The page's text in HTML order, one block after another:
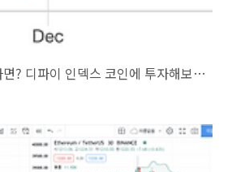
코인에도 ETF가 있다면? 디파이 인덱스 코인에 투자해보자!